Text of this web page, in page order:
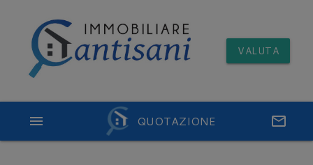
VALUTA
QUOTAZIONE email
menu